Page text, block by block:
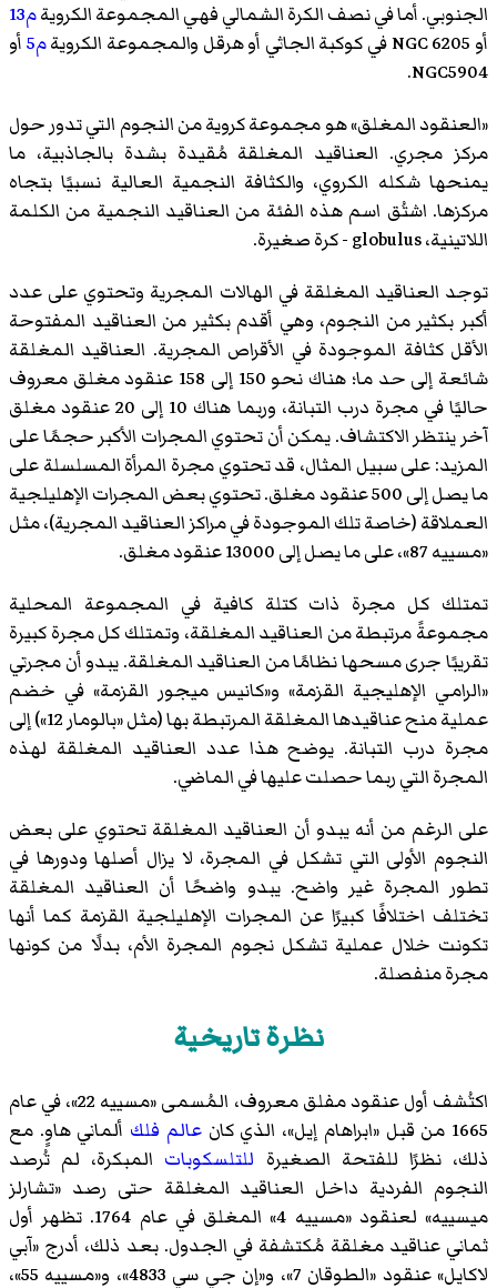
الجنوبي. أما في نصف الكرة الشمالي فهي المجموعة الكرويةم13
أو NGC 6205 في كوكبة الجاثي أو هرقل والمجموعة الكروية
م5 أو
NGC5904.
«العنقود المغلق» هو مجموعة كروية من النجوم التي تدور حول
مركز مجري. العناقيد المغلقة مُقيدة بشدة بالجاذبية، ما
يمنحها شكله الكروي، والكثافة النجمية العالية نسبيًا بتجاه
مركزها. اشتُق اسم هذه الفئة من العناقيد النجمية من الكلمة
اللاتينية، globulus - كرة صغيرة.
توجد العناقيد المغلقة في الهالات المجرية وتحتوي على عدد
أكبر بكثير من النجوم، وهي أقدم بكثير من العناقيد المفتوحة
الأقل كثافة الموجودة في الأقراص المجرية. العناقيد المغلقة
شائعة إلى حد ما؛ هناك نحو 150 إلى 158 عنقود مغلق معروف
حاليًا في مجرة درب التبانة، وربما هناك 10 إلى 20 عنقود مغلق
آخر ينتظر الاكتشاف. يمكن أن تحتوي المجرات الأكبر حجمًا على
المزيد: على سبيل المثال، قد تحتوي مجرة المرأة المسلسلة على
ما يصل إلى 500 عنقود مغلق. تحتوي بعض المجرات الإهليلجية
العملاقة (خاصة تلك الموجودة في مراكز العناقيد المجرية)، مثل
«مسييه 87»، على ما يصل إلى 13000 عنقود مغلق.
تمتلك كل مجرة ذات كتلة كافية في المجموعة المحلية
مجموعةً مرتبطة من العناقيد المغلقة، وتمتلك كل مجرة كبيرة
تقريبًا جرى مسحها نظامًا من العناقيد المغلقة. يبدو أن مجرتي
«الرامي الإهليجية القزمة» و«كانيس ميجور القزمة» في خضم
عملية منح عناقيدها المغلقة المرتبطة بها (مثل «بالومار 12») إلى
مجرة درب التبانة. يوضح هذا عدد العناقيد المغلقة لهذه
المجرة التي ربما حصلت عليها في الماضي.
على الرغم من أنه يبدو أن العناقيد المغلقة تحتوي على بعض
النجوم الأولى التي تشكل في المجرة، لا يزال أصلها ودورها في
تطور المجرة غير واضح. يبدو واضحًا أن العناقيد المغلقة
تختلف اختلافًا كبيرًا عن المجرات الإهليلجية القزمة كما أنها
تكونت خلال عملية تشكل نجوم المجرة الأم، بدلًا من كونها
مجرة منفصلة.
نظرة تاريخية
اكتُشف أول عنقود مفلق معروف، المُسمى «مسييه 22»، في عام
1665 من قبل «ابراهام إيل»، الذي كان
عالم فلك ألماني هاوٍ. مع
ذلك، نظرًا للفتحة الصغيرة للتلسكوبات المبكرة، لم تُرصد
النجوم الفردية داخل العناقيد المغلقة حتى رصد «تشارلز
ميسييه» لعنقود «مسييه 4» المغلق في عام 1764. تظهر أول
ثماني عناقيد مغلقة مُكتشفة في الجدول. بعد ذلك، أدرج «آبي
لاكايل» عنقود «الطوقان 7»، و«إن جي سي 4833»، و«مسييه 55»،